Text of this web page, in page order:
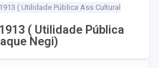
( Utilidade Pública Ass Cultural
( Utilidade Pública
Negi)